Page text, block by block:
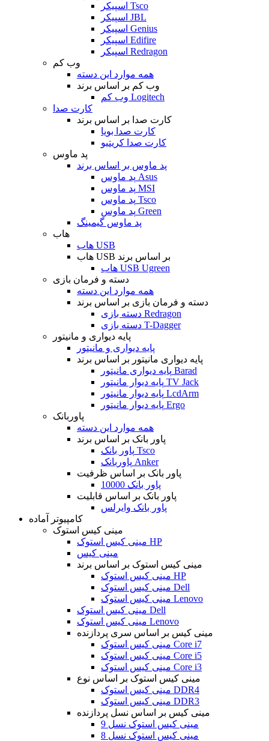
اسپیکر Tsco
اسپیکر JBL
اسپیکر Genius
اسپیکر Edifire
اسپیکر Redragon
وب کم
همه موارد این دسته
وب کم بر اساس برند
وب کم Logitech
کارت صدا
کارت صدا بر اساس برند
کارت صدا بویا
کارت صدا کریتیو
پد ماوس
پد ماوس بر اساس برند
پد ماوس Asus
پد ماوس MSI
پد ماوس Tsco
پد ماوس Green
پد ماوس گیمینگ
هاب
هاب USB
هاب USB بر اساس برند
هاب USB Ugreen
دسته و فرمان بازی
همه موارد این دسته
دسته و فرمان بازی بر اساس برند
دسته بازی Redragon
دسته بازی T-Dagger
پایه دیواری و مانیتور
پایه دیواری و مانیتور
پایه دیواری مانیتور بر اساس برند
پایه دیواری مانیتور Barad
پایه دیوار مانیتور TV Jack
پایه دیوار مانیتور LcdArm
پایه دیوار مانیتور Ergo
پاوربانک
همه موارد این دسته
پاور بانک بر اساس برند
پاور بانک Tsco
پاوربانک Anker
پاور بانک بر اساس ظرفیت
پاور بانک 10000
پاور بانک بر اساس قابلیت
پاور بانک وایرلس
کامپیوتر آماده
مینی کیس استوک
مینی کیس استوک HP
مینی کیس
مینی کیس استوک بر اساس برند
مینی کیس استوک HP
مینی کیس استوک Dell
مینی کیس استوک Lenovo
مینی کیس استوک Dell
مینی کیس استوک Lenovo
مینی کیس بر اساس سری پردازنده
مینی کیس استوک Core i7
مینی کیس استوک Core i5
مینی کیس استوک Core i3
مینی کیس استوک بر اساس نوع
مینی کیس استوک DDR4
مینی کیس استوک DDR3
مینی کیس بر اساس نسل پردازنده
مینی کیس استوک نسل 9
مینی کیس استوک نسل 8